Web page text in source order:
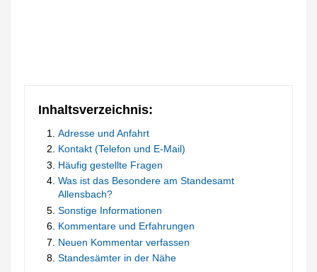
Inhaltsverzeichnis:
Adresse und Anfahrt
Kontakt (Telefon und E-Mail)
Häufig gestellte Fragen
Was ist das Besondere am Standesamt
Allensbach?
Sonstige Informationen
Kommentare und Erfahrungen
Neuen Kommentar verfassen
Standesämter in der Nähe